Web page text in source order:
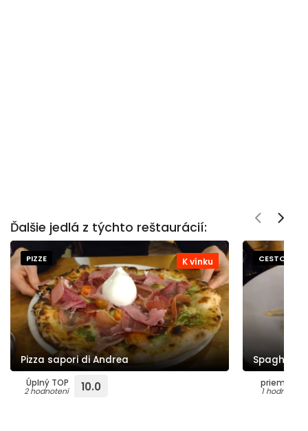
Ďalšie jedlá z týchto reštaurácií:
K vínku
PIZZE
Pizza sapori di Andrea
Úplný TOP
2 hodnotení 10.0
CESTOVINY
Spaghetti
priemerné
1 hodnotení